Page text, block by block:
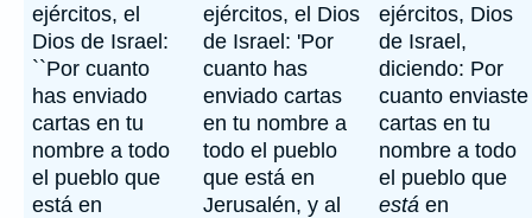
ejércitos, el
Dios de Israel:
``Por cuanto
has enviado
cartas en tu
nombre a todo
el pueblo que
está en
ejércitos, el Dios
de Israel: 'Por
cuanto has
enviado cartas
en tu nombre a
todo el pueblo
que está en
Jerusalén, y al
ejércitos, Dios
de Israel,
diciendo: Por
cuanto enviaste
cartas en tu
nombre a todo
el pueblo que
está en